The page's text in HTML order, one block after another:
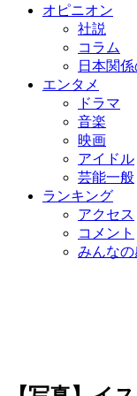
オピニオン
社説
コラム
日本関
エンタメ
ドラマ
音楽
映画
アイドル
芸能一般
ランキング
アクセス
コメント
みんなの